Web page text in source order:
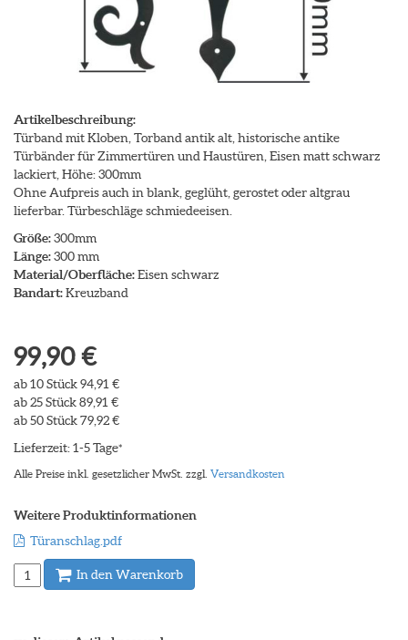
Artikelbeschreibung:
Türband mit Kloben, Torband antik alt, historische antike
Türbänder für Zimmertüren und Haustüren, Eisen matt schwarz
lackiert, Höhe: 300mm
Ohne Aufpreis auch in blank, geglüht, gerostet oder altgrau
lieferbar. Türbeschläge schmiedeeisen.
Größe:300mm
Länge:300 mm
Material/Oberfläche:Eisen schwarz
Bandart:Kreuzband
99,90 €
ab 10 Stück 94,91 €
ab 25 Stück 89,91 €
ab 50 Stück 79,92 €
Lieferzeit: 1-5 Tage*
Alle Preise inkl. gesetzlicher MwSt. zzgl. Versandkosten
Weitere Produktinformationen
Türanschlag.pdf
In den Warenkorb